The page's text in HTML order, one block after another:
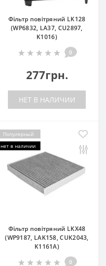
Фільтр повітряний LK128
(WP6832, LA37, CU2897,
K1016)
0
277грн.
НЕТ В НАЛИЧИИ
Популярный
нет в наличии
Фільтр повітряний LKX48
(WP9187, LAK158, CUK2043,
K1161A)
0